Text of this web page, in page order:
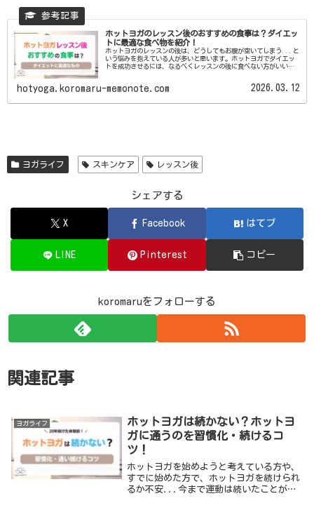
ホットヨガのレッスン後のおすすめの食事は？ダイエッ
トに最適な食べ物を紹介！
ホットヨガのレッスンの後は、どうしてもお腹が空いてしまう...と
いう悩みを抱えている人が多いと思います。ホットヨガでダイエッ
トを成功させるには、なるべくレッスンの後に食べない方がいいと
hotyoga.koromaru-memonote.com 2026.03.12
ヨガライフ スキンケア レッスン後
シェアする
X Facebook はてブ
LINE Pinterest コピー
koromaruをフォローする
関連記事
ヨガライフ
ホットヨガは続かない？ホットヨ
ガに通うのを習慣化・続けるコ
ツ！
ホットヨガを始めようと考えている方や、
すでに始めた方で、ホットヨガを続けられ
るか不安...今まで運動は続いたことがな